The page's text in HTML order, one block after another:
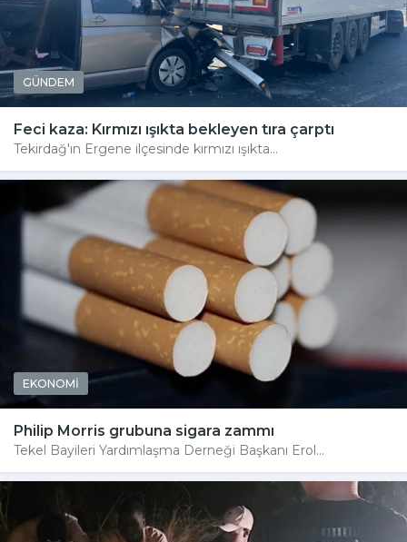
GÜNDEM
Feci kaza: Kırmızı ışıkta bekleyen tıra çarptı
Tekirdağ'ın Ergene ilçesinde kırmızı ışıkta...
EKONOMİ
Philip Morris grubuna sigara zammı
Tekel Bayileri Yardımlaşma Derneği Başkanı Erol...